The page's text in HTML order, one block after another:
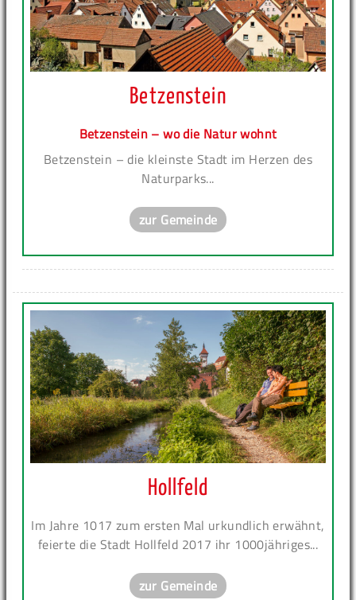
Betzenstein
Betzenstein – wo die Natur wohnt
Betzenstein – die kleinste Stadt im Herzen des
Naturparks...
zur Gemeinde
Hollfeld
Im Jahre 1017 zum ersten Mal urkundlich erwähnt,
feierte die Stadt Hollfeld 2017 ihr 1000jähriges...
zur Gemeinde